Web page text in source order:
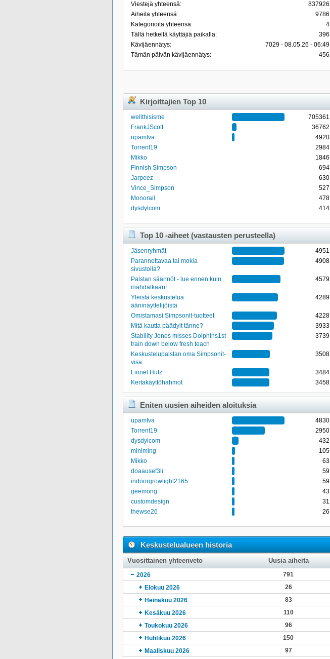
Viestejä yhteensä:
837926
Aiheita yhteensä:
9786
Kategorioita yhteensä:
4
Tällä hetkellä käyttäjiä paikalla:
396
Kävijäennätys:
7029 - 08.05.26 - 06:49
Tämän päivän kävijäennätys:
456
Kirjoittajien Top 10
wellthisisme
705361
FrankJScott
36762
upamfva
4920
Torrent19
2984
Mikko
1846
Finnish Simpson
694
Jarpeez
630
Vince_Simpson
527
Monorail
478
dysdylcom
414
Top 10 -aiheet (vastausten perusteella)
Jäsenryhmät
4951
Parannettavaa tai mokia
sivustolla?
4908
Palstan säännöt - lue ennen kuin
inahdatkaan!
4579
Yleistä keskustelua
ääninäyttelijöistä
4289
Omistamasi Simpsonit-tuotteet
4228
Mitä kautta päädyit tänne?
3933
Stability Jones misses Dolphins1st
train down below fresh teach
3739
Keskustelupalstan oma Simpsonit-
visa
3508
Lionel Hutz
3484
Kertakäyttöhahmot
3458
Eniten uusien aiheiden aloituksia
upamfva
4830
Torrent19
2950
dysdylcom
432
miniming
105
Mikko
63
doaausef3li
59
indoorgrowlight2165
59
geemong
43
customdesign
31
thewse26
26
Keskustelualueen historia
Vuosittainen yhteenveto Uusia aiheita
2026 791
Elokuu 2026
26
Heinäkuu 2026
83
Kesäkuu 2026
110
Toukokuu 2026
96
Huhtikuu 2026
150
Maaliskuu 2026
97